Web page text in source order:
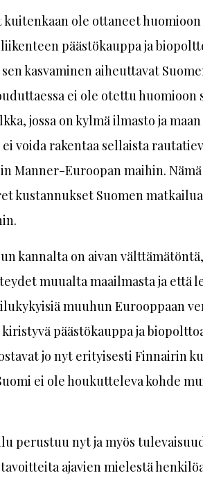
ole ottaneet
päästökauppa ja
kasvaminen aiheuttavat
ei ole otettu huomioon
jossa on kylmä ilmasto ja
voida rakentaa sellaista
Manner-Euroopan maihin.
kustannukset Suomen
kannalta on aivan
muualta maailmasta ja että
muuhun Eurooppaan
päästökauppa ja
jo nyt erityisesti Finnairin
ei ole houkutteleva kohde
perustuu nyt ja myös
ajavien mielestä